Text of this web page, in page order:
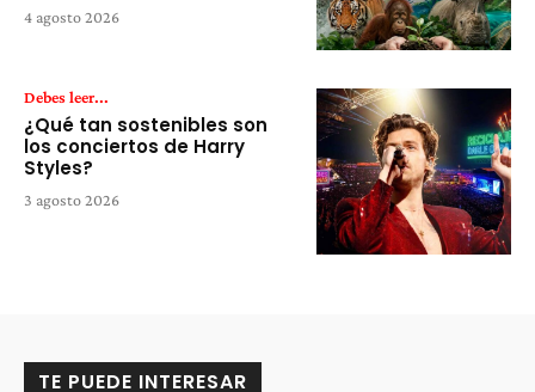
4 agosto 2026
Debes leer...
¿Qué tan sostenibles son
los conciertos de Harry
Styles?
3 agosto 2026
TE PUEDE INTERESAR